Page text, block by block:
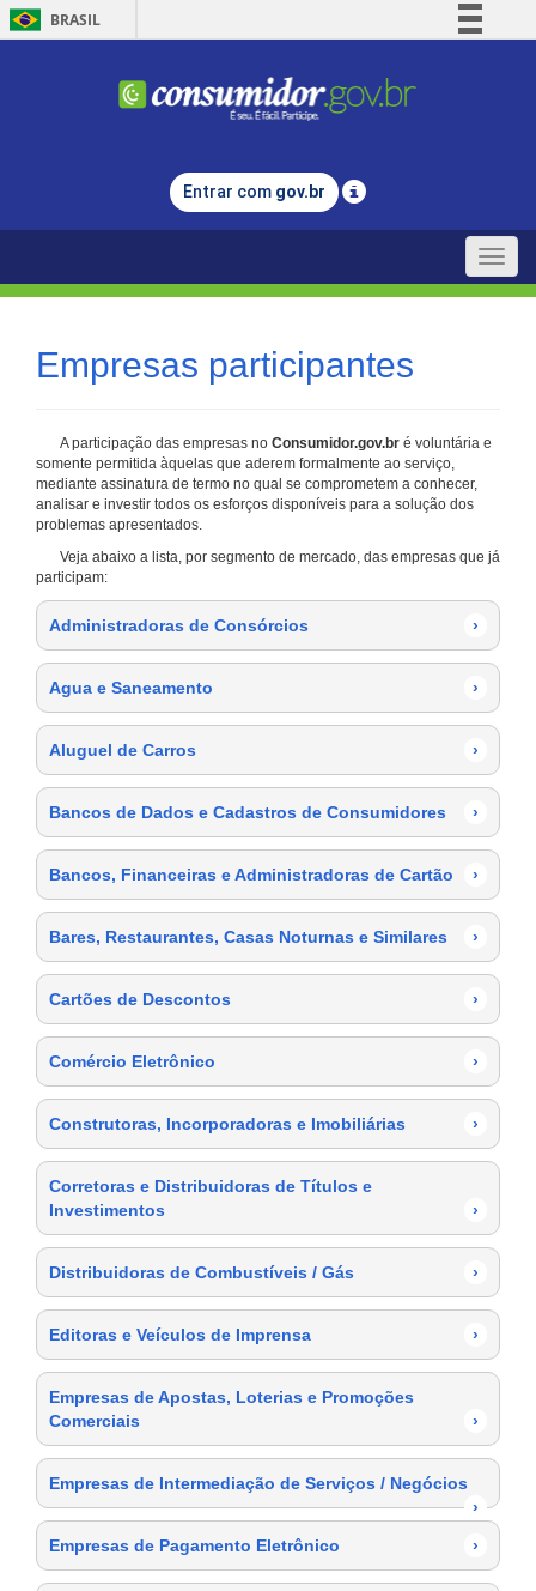
BRASIL
Comunica BR
Legislação
Entrar com gov.br
Toggle
Empresas participantes
A participação das empresas no Consumidor.gov.br é voluntária e
somente permitida àquelas que aderem formalmente ao serviço,
mediante assinatura de termo no qual se comprometem a conhecer,
analisar e investir todos os esforços disponíveis para a solução dos
problemas apresentados.
Veja abaixo a lista, por segmento de mercado, das empresas que já
participam:
Administradoras de Consórcios ›
Agua e Saneamento ›
Aluguel de Carros ›
Bancos de Dados e Cadastros de Consumidores ›
Bancos, Financeiras e Administradoras de Cartão ›
Bares, Restaurantes, Casas Noturnas e Similares ›
Cartões de Descontos ›
Comércio Eletrônico ›
Construtoras, Incorporadoras e Imobiliárias ›
Corretoras e Distribuidoras de Títulos e
Investimentos
›
Distribuidoras de Combustíveis / Gás ›
Editoras e Veículos de Imprensa ›
Empresas de Apostas, Loterias e Promoções
Comerciais
›
Empresas de Intermediação de Serviços / Negócios
›
Empresas de Pagamento Eletrônico
›